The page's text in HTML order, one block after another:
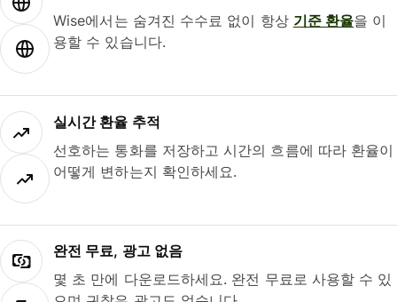
Wise에서는 숨겨진 수수료 없이 항상 기준 환율을 이
용할 수 있습니다.
실시간 환율 추적
선호하는 통화를 저장하고 시간의 흐름에 따라 환율이
어떻게 변하는지 확인하세요.
완전 무료, 광고 없음
몇 초 만에 다운로드하세요. 완전 무료로 사용할 수 있